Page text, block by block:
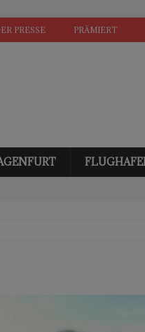
PRESSE PRÄMIERT